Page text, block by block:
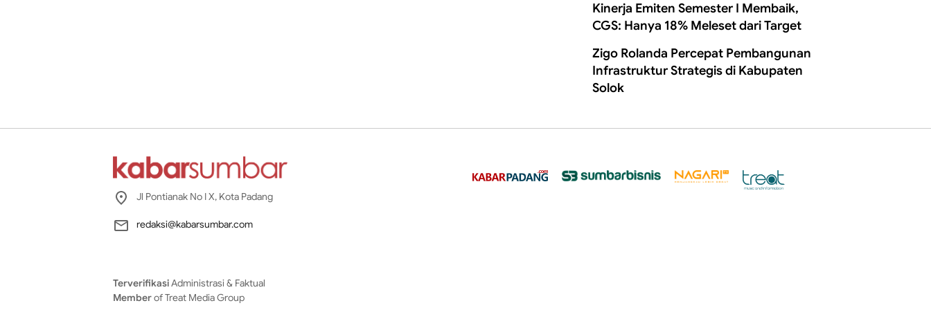
Kinerja Emiten Semester I Membaik,
CGS: Hanya 18% Meleset dari Target
Zigo Rolanda Percepat Pembangunan
Infrastruktur Strategis di Kabupaten
Solok
Jl Pontianak No I X, Kota Padang
redaksi@kabarsumbar.com
TerverifikasiAdministrasi & Faktual
Memberof Treat Media Group